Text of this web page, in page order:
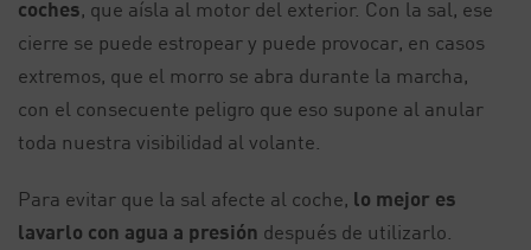
coches, que aísla al motor del exterior. Con la sal, ese
cierre se puede estropear y puede provocar, en casos
extremos, que el morro se abra durante la marcha,
con el consecuente peligro que eso supone al anular
toda nuestra visibilidad al volante.
Para evitar que la sal afecte al coche, lo mejor es
lavarlo con agua a presión después de utilizarlo.